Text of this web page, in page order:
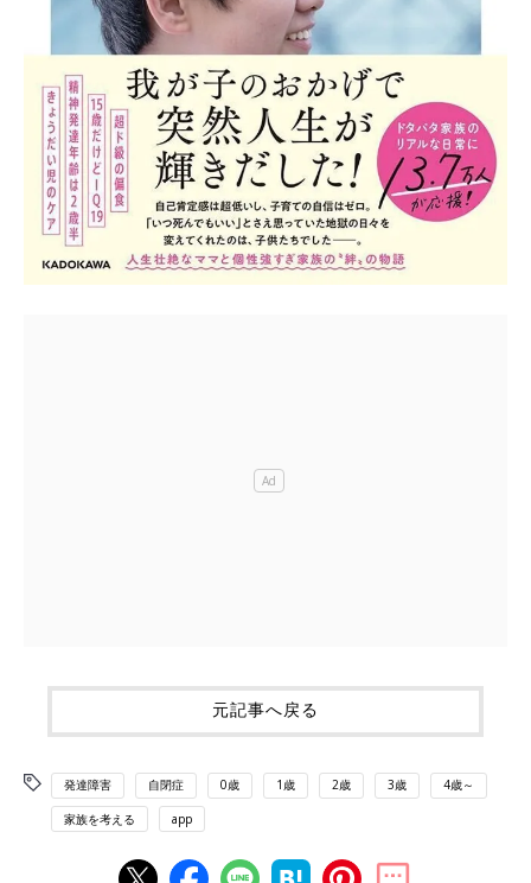
元記事へ戻る
発達障害 自閉症 0歳 1歳 2歳 3歳 4歳～
家族を考える app